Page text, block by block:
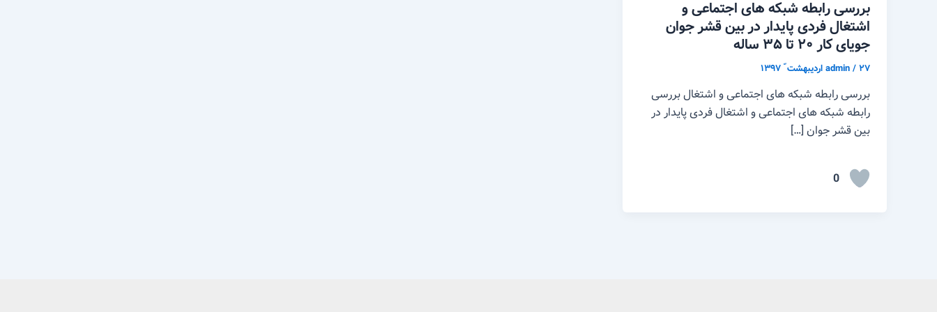
بررسی رابطه شبکه های اجتماعی و
اشتغال فردی پایدار در بین قشر جوان
جویای کار ۲۰ تا ۳۵ ساله
admin/۲۷ اردیبهشت ّ ۱۳۹۷
بررسی رابطه شبکه های اجتماعی و اشتغال بررسی
رابطه شبکه های اجتماعی و اشتغال فردی پایدار در
بین قشر جوان […]
0